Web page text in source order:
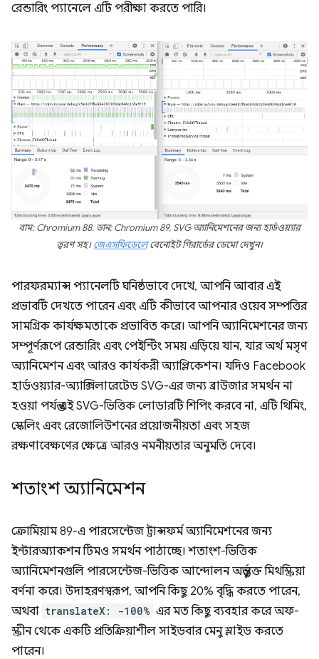
রেন্ডারিং প্যানেলে এটি পরীক্ষা করতে পারি।
বাম: Chromium 88. ডান: Chromium 89, SVG অ্যানিমেশনের জন্য হার্ডওয়্যার
ত্বরণ সহ।জেএসফিডেলেবেনোইট গিরার্ডের ডেমো দেখুন।
পারফরম্যান্স প্যানেলটি ঘনিষ্ঠভাবে দেখে, আপনি আবার এই
প্রভাবটি দেখতে পারেন এবং এটি কীভাবে আপনার ওয়েব সম্পত্তির
সামগ্রিক কার্যক্ষমতাকে প্রভাবিত করে। আপনি অ্যানিমেশনের জন্য
সম্পূর্ণরূপে রেন্ডারিং এবং পেইন্টিং সময় এড়িয়ে যান, যার অর্থ মসৃণ
অ্যানিমেশন এবং আরও কার্যকরী অ্যাপ্লিকেশন। যদিও Facebook
হার্ডওয়্যার-অ্যাক্সিলারেটেড SVG-এর জন্য ব্রাউজার সমর্থন না
হওয়া পর্যন্ত এই SVG-ভিত্তিক লোডারটি শিপিং করবে না, এটি থিমিং,
স্কেলিং এবং রেজোলিউশনের প্রয়োজনীয়তা এবং সহজ
রক্ষণাবেক্ষণের ক্ষেত্রে আরও নমনীয়তার অনুমতি দেবে।
শতাংশ অ্যানিমেশন
ক্রোমিয়াম 89-এ পারসেন্টেজ ট্রান্সফর্ম অ্যানিমেশনের জন্য
ইন্টারঅ্যাকশন টিমও সমর্থন পাঠাচ্ছে। শতাংশ-ভিত্তিক
অ্যানিমেশনগুলি পারসেন্টেজ-ভিত্তিক আন্দোলন অন্তর্ভুক্ত মিথস্ক্রিয়া
বর্ণনা করে। উদাহরণস্বরূপ, আপনি কিছু 20% বৃদ্ধি করতে পারেন,
অথবা translateX: -100% এর মত কিছু ব্যবহার করে অফ-
স্ক্রীন থেকে একটি প্রতিক্রিয়াশীল সাইডবার মেনু স্লাইড করতে
পারেন।